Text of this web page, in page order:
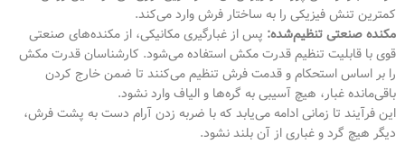
کمترین تنش فیزیکی را به ساختار فرش وارد می‌کند.
مکنده صنعتی تنظیم‌شده: پس از غبارگیری مکانیکی، از مکنده‌های صنعتی
قوی با قابلیت تنظیم قدرت مکش استفاده می‌شود. کارشناسان قدرت مکش
را بر اساس استحکام و قدمت فرش تنظیم می‌کنند تا ضمن خارج کردن
باقی‌مانده غبار، هیچ آسیبی به گره‌ها و الیاف وارد نشود.
این فرآیند تا زمانی ادامه می‌یابد که با ضربه زدن آرام دست به پشت فرش،
دیگر هیچ گرد و غباری از آن بلند نشود.